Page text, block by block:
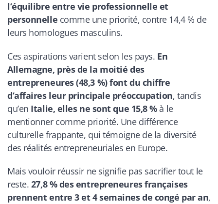
l’équilibre entre vie professionnelle et
personnelle comme une priorité, contre 14,4 % de
leurs homologues masculins.
Ces aspirations varient selon les pays. En
Allemagne, près de la moitié des
entrepreneures (48,3 %) font du chiffre
d’affaires leur principale préoccupation, tandis
qu’en Italie, elles ne sont que 15,8 %à le
mentionner comme priorité. Une différence
culturelle frappante, qui témoigne de la diversité
des réalités entrepreneuriales en Europe.
Mais vouloir réussir ne signifie pas sacrifier tout le
reste. 27,8 % des entrepreneures françaises
prennent entre 3 et 4 semaines de congé par an,